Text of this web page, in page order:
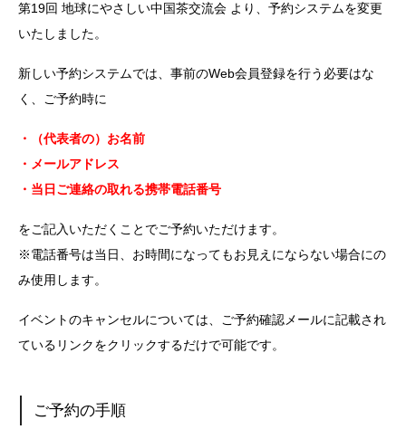
第19回 地球にやさしい中国茶交流会 より、予約システムを変更
いたしました。
新しい予約システムでは、事前のWeb会員登録を行う必要はな
く、ご予約時に
・（代表者の）お名前
・メールアドレス
・当日ご連絡の取れる携帯電話番号
をご記入いただくことでご予約いただけます。
※電話番号は当日、お時間になってもお見えにならない場合にの
み使用します。
イベントのキャンセルについては、ご予約確認メールに記載され
ているリンクをクリックするだけで可能です。
ご予約の手順